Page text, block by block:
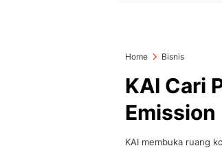
Home Bisnis
KAI Cari
Emission
KAI membuka ruang